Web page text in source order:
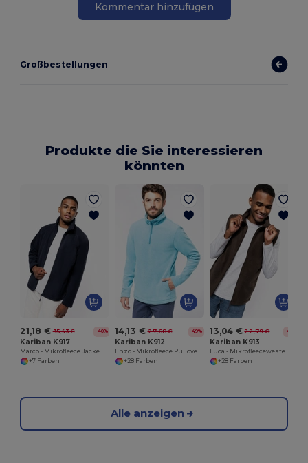
Kommentar hinzufügen
Großbestellungen
Produkte die Sie interessieren
könnten
21,18 € 35,43 € -40%
Kariban K917
Marco - Mikrofleece Jacke
+7 Farben
14,13 € 27,68 € -49%
Kariban K912
+28 Farben
13,04 € 22,79 € -43%
Kariban K913
Luca - Mikrofleeceweste
+28 Farben
Alle anzeigen